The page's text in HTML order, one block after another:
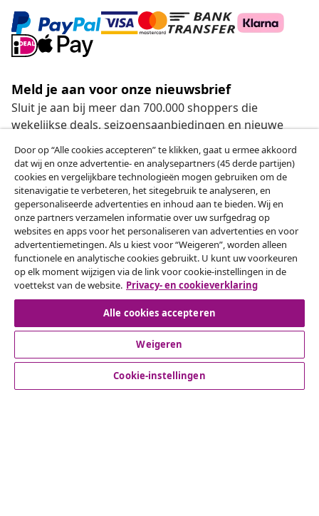
Meld je aan voor onze nieuwsbrief
Sluit je aan bij meer dan 700.000 shoppers die
wekelijkse deals, seizoensaanbiedingen en nieuwe
Onze sociale media
Herroeping van de overeenkomst
Een annulering voor je bestelling indienen
Herroeping van de overeenkomst
Klantenservice
Door op “Alle cookies accepteren” te klikken, gaat u ermee akkoord
dat wij en onze advertentie- en analysepartners (45 derde partijen)
cookies en vergelijkbare technologieën mogen gebruiken om de
sitenavigatie te verbeteren, het sitegebruik te analyseren, en
gepersonaliseerde advertenties en inhoud aan te bieden. Wij en
onze partners verzamelen informatie over uw surfgedrag op
websites en apps voor het personaliseren van advertenties en voor
advertentiemetingen. Als u kiest voor “Weigeren”, worden alleen
functionele en analytische cookies gebruikt. U kunt uw voorkeuren
op elk moment wijzigen via de link voor cookie-instellingen in de
voettekst van de website. Privacy- en cookieverklaring
Alle cookies accepteren
Weigeren
Cookie-instellingen